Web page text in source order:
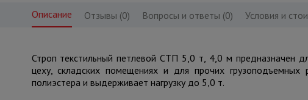
Описание Отзывы (0) Вопросы и ответы (0) Условия и
Строп текстильный петлевой СТП 5,0 т, 4,0 м предназначен
цеху, складских помещениях и для прочих
полиэстера и выдерживает нагрузку до 5,0 т.